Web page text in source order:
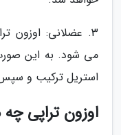
3. عضلانی: اوزون
می شود. به این
استریل ترکیب و
اوزون تراپی چه